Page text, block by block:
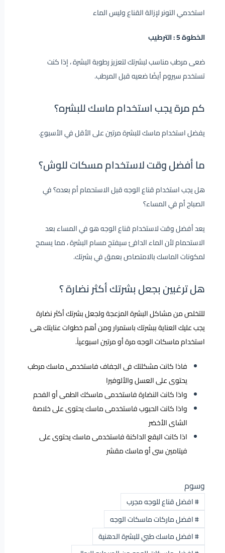
استخدمي التونر لإزالة القناع وليس الماء
الخطوة 5 : الترطيب
ضعى مرطب مناسب لبشرتك لتعزيز رطوبة البشرة ، إذا كنت
تستخدم سيروم أيضًا ضعيه قبل المرطب.
كم مرة يجب استخدام ماسك للبشره؟
يفضل استخدام ماسك للبشرة مرتين على الأقل في الأسبوع.
ما أفضل وقت لاستخدام مسكات للوش؟
هل يجب استخدام قناع الوجه قبل الاستحمام أم بعده؟ في
الصباح أم في المساء؟
يعد أفضل وقت لاستخدام قناع الوجه هو في المساء بعد
الاستحمام لأن الماء الدافئ سيفتح مسام البشرة ، مما يسمح
لمكونات الماسك بالامتصاص بعمق في بشرتك.
هل ترغبين بجعل بشرتك أكثر نضارة ؟
للتخلص من مشاكل البشرة المزعجة ولجعل بشرتك أكثر نضارة
يجب عليك العناية ببشرتك باستمرار ومن أهم خطوات عنايتك هى
استخدام ماسكات الوجه مرة أو مرتين اسبوعياً.
فاذا كانت مشكلتك فى الجفاف فاستخدمى ماسك مرطب
يحتوى على العسل والألوفيرا
واذا كانت النضارة فاستخدمى ماسكك الطمى أو الفحم
واذا كانت الحبوب فاستخدمى ماسك يحتوى على خلاصة
الشاى الأخضر
اذا كانت البقع الداكنة فاستخدمى ماسك يحتوى على
فيتامين سى أو ماسك مقش
وسوم
#افضل قناع للوجه مجرب
#افضل ماركات ماسكات الوجه
#افضل ماسك طبي للبشرة الدهنية